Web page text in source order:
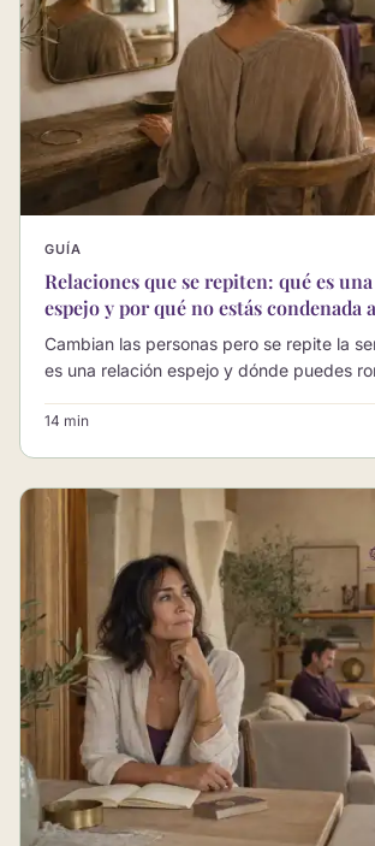
GUÍA
Relaciones que se repiten: qué es
espejo y por qué no estás condenada
Cambian las personas pero se repite la
es una relación espejo y dónde puedes
14 min